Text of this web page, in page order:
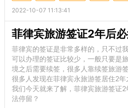
2022-10-07 11:13:41
菲律宾的签证是非常多样的，只不过
可以办理的签证比较少，一般只要是
境之后需要续签，很多人靠续签旅游
很多人发现在菲律宾永旅游签居住2
我们今天就来了解，菲律宾旅游签证
法停留？